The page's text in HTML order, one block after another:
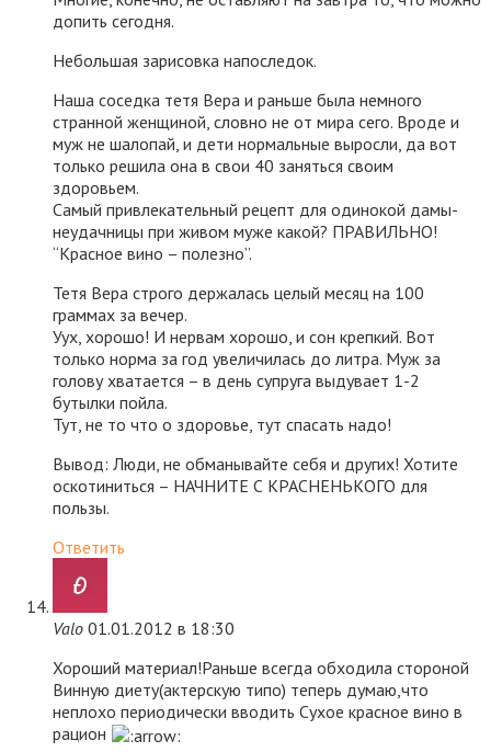
допить сегодня.
Небольшая зарисовка напоследок.
Наша соседка тетя Вера и раньше была немного
странной женщиной, словно не от мира сего. Вроде и
муж не шалопай, и дети нормальные выросли, да вот
только решила она в свои 40 заняться своим
здоровьем.
Самый привлекательный рецепт для одинокой дамы-
неудачницы при живом муже какой? ПРАВИЛЬНО!
“Красное вино – полезно”.
Тетя Вера строго держалась целый месяц на 100
граммах за вечер.
Уух, хорошо! И нервам хорошо, и сон крепкий. Вот
только норма за год увеличилась до литра. Муж за
голову хватается – в день супруга выдувает 1-2
бутылки пойла.
Тут, не то что о здоровье, тут спасать надо!
Вывод: Люди, не обманывайте себя и других! Хотите
оскотиниться – НАЧНИТЕ С КРАСНЕНЬКОГО для
пользы.
Ответить
Valo 01.01.2012 в 18:30
Хороший материал!Раньше всегда обходила стороной
Винную диету(актерскую типо) теперь думаю,что
неплохо периодически вводить Сухое красное вино в
рацион